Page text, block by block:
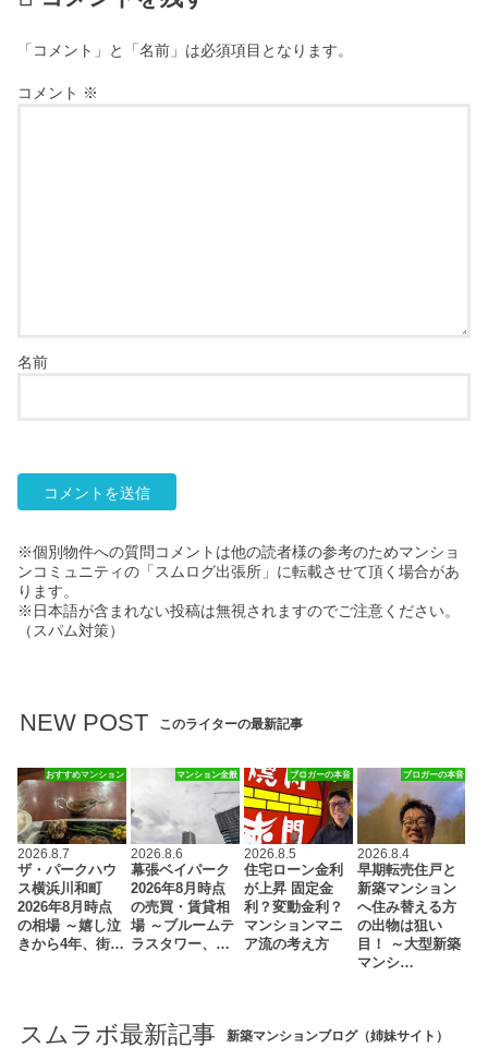
「コメント」と「名前」は必須項目となります。
コメント ※
名前
※個別物件への質問コメントは他の読者様の参考のためマンショ
ンコミュニティの「スムログ出張所」に転載させて頂く場合があ
ります。
※日本語が含まれない投稿は無視されますのでご注意ください。
（スパム対策）
NEW POST このライターの最新記事
おすすめマンション
2026.8.7
ザ・パークハウ
ス横浜川和町
2026年8月時点
の相場 ～嬉し泣
きから4年、街…
マンション全般
2026.8.6
幕張ベイパーク
2026年8月時点
の売買・賃貸相
場 ～ブルームテ
ラスタワー、…
ブロガーの本音
2026.8.5
住宅ローン金利
が上昇 固定金
利？変動金利？
マンションマニ
ア流の考え方
ブロガーの本音
2026.8.4
早期転売住戸と
新築マンション
へ住み替える方
の出物は狙い
目！ ～大型新築
マンシ…
スムラボ最新記事 新築マンションブログ（姉妹サイト）